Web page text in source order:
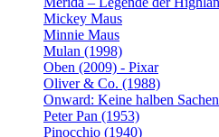
Mickey Maus
Minnie Maus
Mulan (1998)
Oben (2009) - Pixar
Oliver & Co. (1988)
Onward: Keine halben
Peter Pan (1953)
Pinocchio (1940)